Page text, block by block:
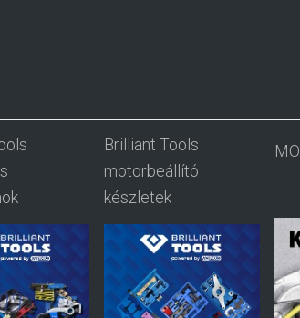
Brilliant Tools
motorbeállító
készletek